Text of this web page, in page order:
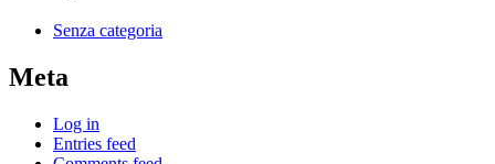
Senza categoria
Meta
Log in
Entries feed